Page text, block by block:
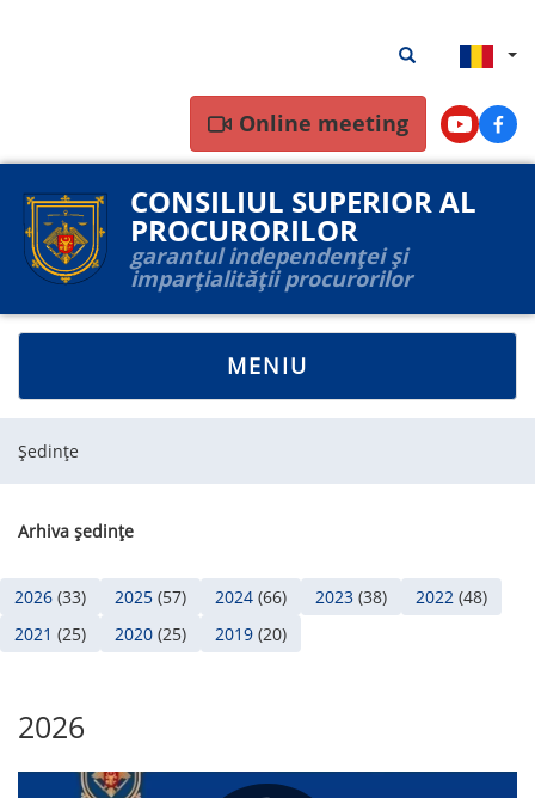
Rezultate
căutare
Rezultate
Online meeting Youtube
CONSILIUL SUPERIOR AL
PROCURORILOR
garantul independenței și
imparțialității procurorilor
TOGGLE
NAVIGATION
MENIU
Ședințe
Arhiva ședințe
2026 (33) 2025 (57) 2024 (66) 2023 (38) 2022 (48)
2021 (25) 2020 (25) 2019 (20)
2026